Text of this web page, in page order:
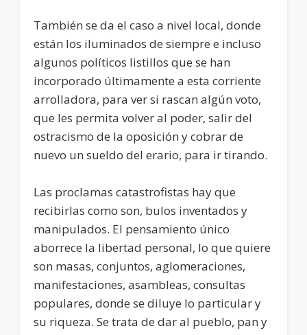
También se da el caso a nivel local, donde
están los iluminados de siempre e incluso
algunos políticos listillos que se han
incorporado últimamente a esta corriente
arrolladora, para ver si rascan algún voto,
que les permita volver al poder, salir del
ostracismo de la oposición y cobrar de
nuevo un sueldo del erario, para ir tirando.
Las proclamas catastrofistas hay que
recibirlas como son, bulos inventados y
manipulados. El pensamiento único
aborrece la libertad personal, lo que quiere
son masas, conjuntos, aglomeraciones,
manifestaciones, asambleas, consultas
populares, donde se diluye lo particular y
su riqueza. Se trata de dar al pueblo, pan y